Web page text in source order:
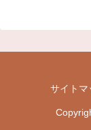
サイトマ